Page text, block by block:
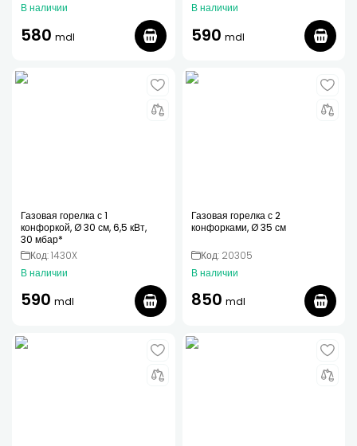
В наличии
580 mdl
В наличии
590 mdl
Газовая горелка с 1
конфоркой, Ø 30 см, 6,5 кВт,
30 мбар*
Код: 1430X
В наличии
590 mdl
Газовая горелка с 2
конфорками, Ø 35 см
Код: 20305
В наличии
850 mdl